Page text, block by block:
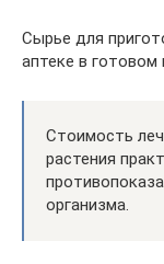
Сырье для
аптеке в готовом
Стоимость
растения
организма.